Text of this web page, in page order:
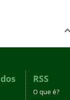
RSS
O que é?